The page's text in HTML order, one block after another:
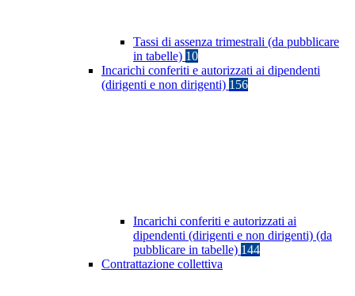
Tassi di assenza trimestrali (da pubblicare
in tabelle) 10
Incarichi conferiti e autorizzati ai dipendenti
(dirigenti e non dirigenti) 156
Incarichi conferiti e autorizzati ai
dipendenti (dirigenti e non dirigenti) (da
pubblicare in tabelle) 144
Contrattazione collettiva